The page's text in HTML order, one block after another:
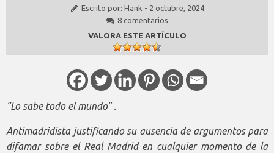
Escrito por: Hank - 2 octubre, 2024
8 comentarios
VALORA ESTE ARTÍCULO
“Lo sabe todo el mundo” .
Antimadridista justificando su ausencia de argumentos para
difamar sobre el Real Madrid en cualquier momento de la